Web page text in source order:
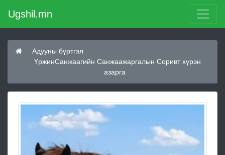
Ugshil.mn
Адууны бүртгэл
ҮржинСанжаагийн Санжаажаргалын Соривт хүрэн
азарга